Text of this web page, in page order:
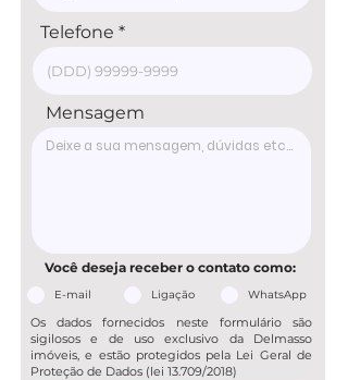
Telefone
Mensagem
Você deseja receber o contato como:
E-mail Ligação WhatsApp
Os dados fornecidos neste formulário são
sigilosos e de uso exclusivo da Delmasso
imóveis, e estão protegidos pela Lei Geral de
Proteção de Dados (lei 13.709/2018)